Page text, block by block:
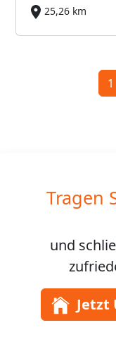
25,26 km
1
Tragen
und
Jetzt